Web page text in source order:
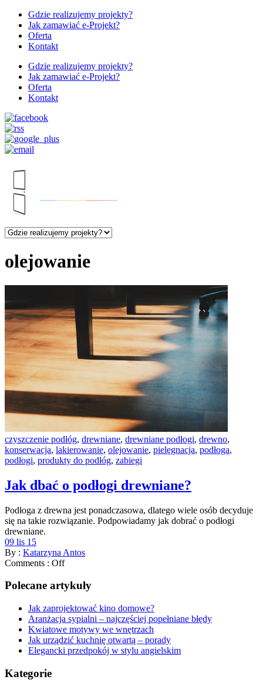
Gdzie realizujemy projekty?
Jak zamawiać e-Projekt?
Oferta
Kontakt
Gdzie realizujemy projekty?
Jak zamawiać e-Projekt?
Oferta
Kontakt
olejowanie
czyszczenie podłóg, drewniane, drewniane podłogi, drewno,
konserwacja, lakierowanie, olejowanie, pielęgnacja, podłoga,
podłogi, produkty do podłóg, zabiegi
Jak dbać o podłogi drewniane?
Podłoga z drewna jest ponadczasowa, dlatego wiele osób decyduje
się na takie rozwiązanie. Podpowiadamy jak dobrać o podłogi
drewniane.
09 lis 15
By : Katarzyna Antos
Comments : Off
Polecane artykuły
Jak zaprojektować kino domowe?
Aranżacja sypialni – najczęściej popełniane błędy
Kwiatowe motywy we wnętrzach
Jak urządzić kuchnię otwartą – porady
Elegancki przedpokój w stylu angielskim
Kategorie